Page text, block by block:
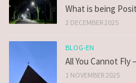
What is being
2 DECEMBER 2025
BLOG-EN
All You Cannot Fly
1 NOVEMBER 2025